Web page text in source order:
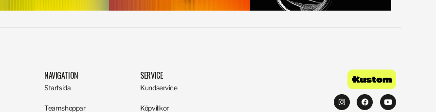
NAVIGATION
Startsida
Teamshoppar
SERVICE
Kundservice
Köpvillkor